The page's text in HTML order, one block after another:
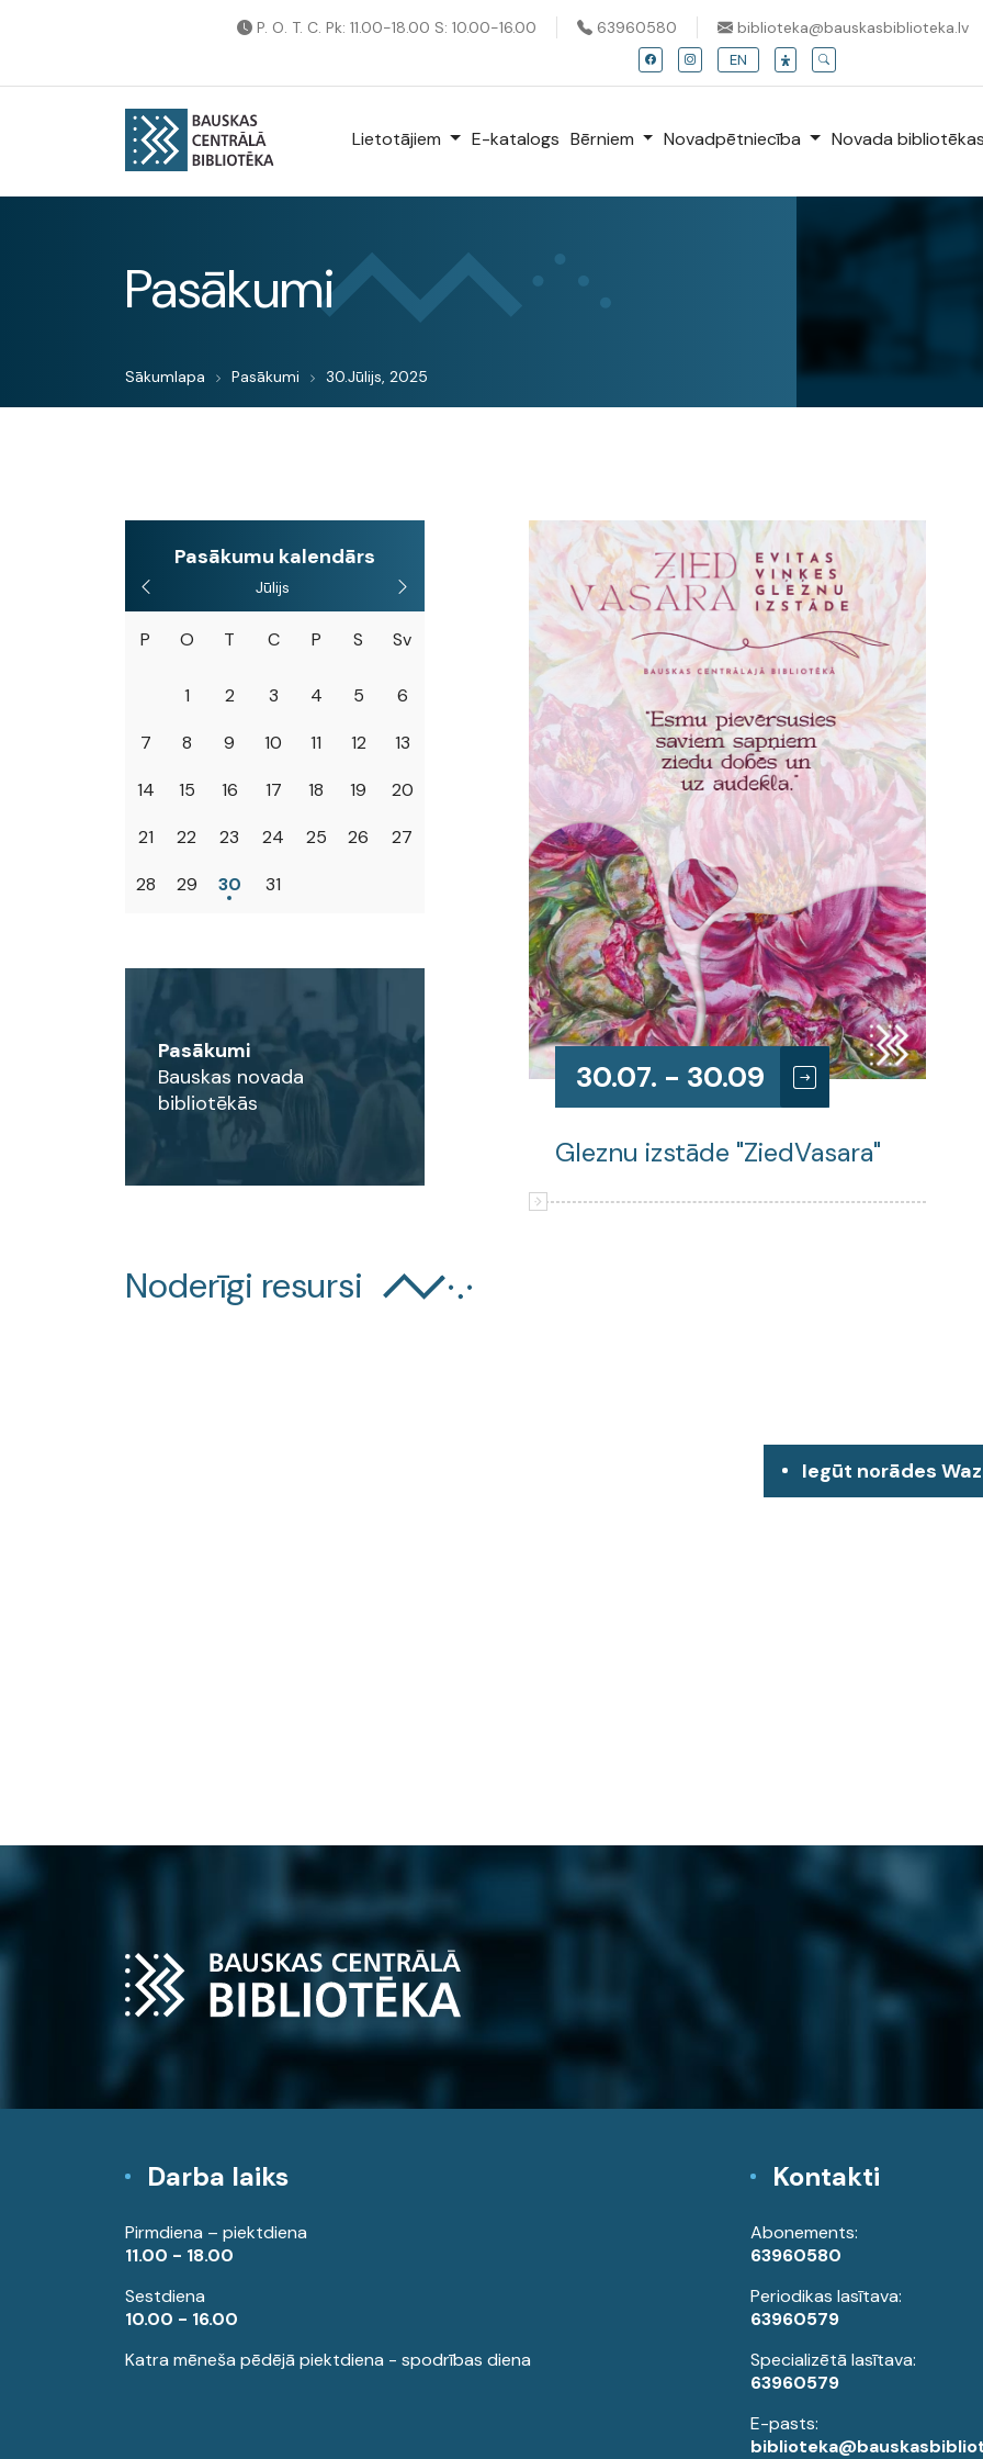
P. O. T. C. Pk: 11.00-18.00 S: 10.00-16.00 63960580 biblioteka@bauskasbiblioteka.lv
EN
Lietotājiem E-katalogs Bērniem Novadpētniecība Novada bibliotēkas
Pasākumi
Sākumlapa Pasākumi 30.Jūlijs, 2025
Pasākumu kalendārs
Jūlijs
P O T C P S Sv
1 2 3 4 5 6
7 8 9 10 11 12 13
14 15 16 17 18 19 20
21 22 23 24 25 26 27
28 29 30 31
Pasākumi
Bauskas novada
bibliotēkās
30.07. - 30.09
Gleznu izstāde "ZiedVasara"
Noderīgi resursi
Iegūt norādes
Darba laiks
Pirmdiena – piektdiena
11.00 - 18.00
Sestdiena
10.00 - 16.00
Katra mēneša pēdējā piektdiena - spodrības diena
Kontakti
Abonements:
63960580
Periodikas lasītava:
63960579
Specializētā lasītava:
63960579
E-pasts: